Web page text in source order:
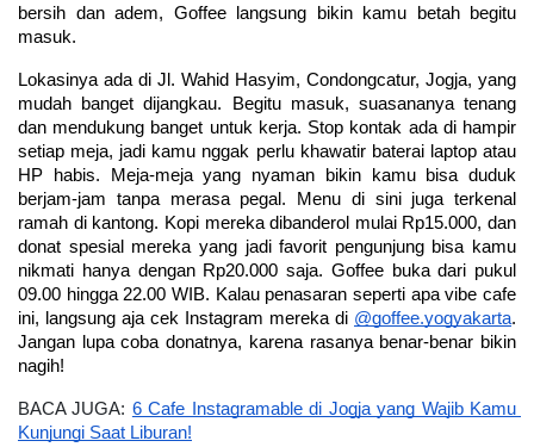
bersih dan adem, Goffee langsung bikin kamu betah begitu
masuk.
Lokasinya ada di Jl. Wahid Hasyim, Condongcatur, Jogja, yang
mudah banget dijangkau. Begitu masuk, suasananya tenang
dan mendukung banget untuk kerja. Stop kontak ada di hampir
setiap meja, jadi kamu nggak perlu khawatir baterai laptop atau
HP habis. Meja-meja yang nyaman bikin kamu bisa duduk
berjam-jam tanpa merasa pegal. Menu di sini juga terkenal
ramah di kantong. Kopi mereka dibanderol mulai Rp15.000, dan
donat spesial mereka yang jadi favorit pengunjung bisa kamu
nikmati hanya dengan Rp20.000 saja. Goffee buka dari pukul
09.00 hingga 22.00 WIB. Kalau penasaran seperti apa vibe cafe
ini, langsung aja cek Instagram mereka di @goffee.yogyakarta.
Jangan lupa coba donatnya, karena rasanya benar-benar bikin
nagih!
BACA JUGA: 6 Cafe Instagramable di Jogja yang Wajib Kamu
Kunjungi Saat Liburan!